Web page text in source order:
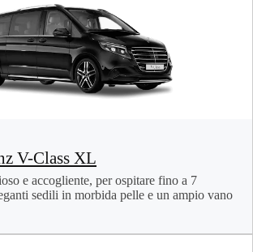
V-Class XL
e accogliente, per ospitare fino a 7
sedili in morbida pelle e un ampio vano